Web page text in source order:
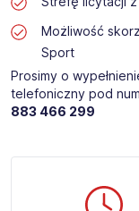
Możliwość
Sport
Prosimy o
telefoniczny pod
883 466 299​